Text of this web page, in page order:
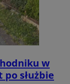
w
służbie